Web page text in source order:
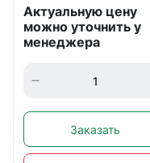
Актуальную цену
можно уточнить у
менеджера
Заказать